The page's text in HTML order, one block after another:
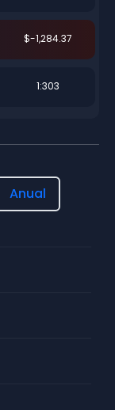
$-1,284.37
1:303
Anual